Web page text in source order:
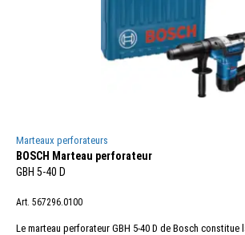
Marteaux perforateurs
BOSCH Marteau perforateur
GBH 5-40 D
Art. 567296.0100
Le marteau perforateur GBH 5-40 D de Bosch